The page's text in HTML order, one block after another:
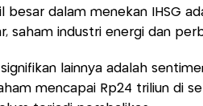
besar dalam menekan IHSG
saham industri energi dan
lainnya adalah
mencapai Rp24 triliun di